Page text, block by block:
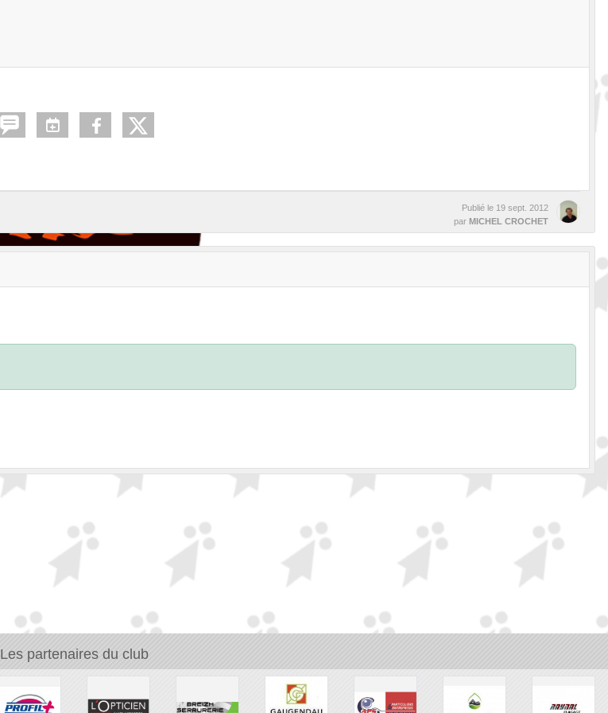
Publié le 19 sept. 2012
par MICHEL CROCHET
Les partenaires du club